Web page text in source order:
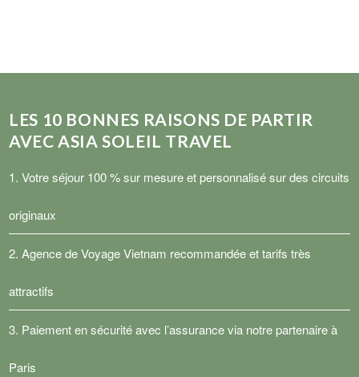
LES 10 BONNES RAISONS DE PARTIR
AVEC ASIA SOLEIL TRAVEL
1. Votre séjour 100 % sur mesure et personnalisé sur des circuits
originaux
2.Agence de Voyage Vietnam recommandée et tarifs très
attractifs
3. Paiement en sécurité avec l’assurance via notre partenaire à
Paris